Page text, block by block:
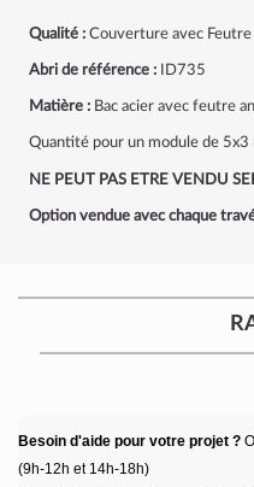
Qualité : Couverture avec
Abri de référence : ID735
Matière : Bac acier avec feutre
Quantité pour un module de 5x3
NE PEUT PAS ETRE VENDU
Option vendue avec chaque
Besoin d'aide pour votre projet ?
(9h-12h et 14h-18h)